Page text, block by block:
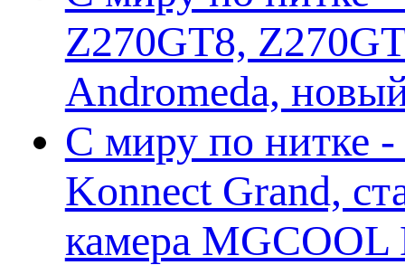
Z270GT8,
Andromeda,
С миру по нитке -
Konnect Grand,
камера MGCOOL